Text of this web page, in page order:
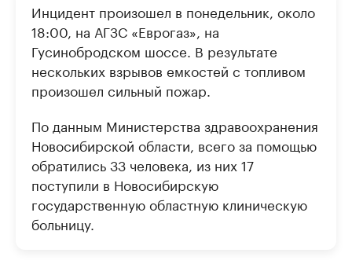
Инцидент произошел в понедельник, около
18:00, на АГЗС «Еврогаз», на
Гусинобродском шоссе. В результате
нескольких взрывов емкостей с топливом
произошел сильный пожар.
По данным Министерства здравоохранения
Новосибирской области, всего за помощью
обратились 33 человека, из них 17
поступили в Новосибирскую
государственную областную клиническую
больницу.